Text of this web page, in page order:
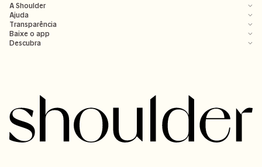
A Shoulder
Ajuda
Transparência
Baixe o app
Descubra